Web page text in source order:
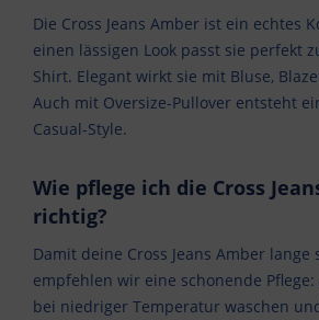
Die Cross Jeans Amber ist ein echtes
einen lässigen Look passt sie perfekt
Shirt. Elegant wirkt sie mit Bluse,
Auch mit Oversize-Pullover entsteht
Casual-Style.
Wie pflege ich die Cross
richtig?
Damit deine Cross Jeans Amber lange
empfehlen wir eine schonende
bei niedriger Temperatur waschen